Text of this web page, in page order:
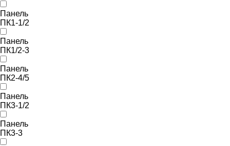
Панель
ПК1-1/2
Панель
ПК1/2-3
Панель
ПК2-4/5
Панель
ПК3-1/2
Панель
ПК3-3